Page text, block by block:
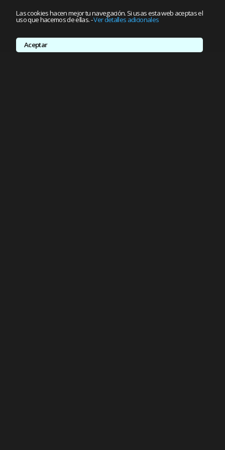
Las cookies hacen mejor tu navegación. Si usas esta web aceptas el
uso que hacemos de ellas.-Ver detalles adicionales
Aceptar